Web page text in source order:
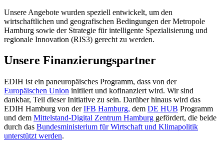
Unsere Angebote wurden speziell entwickelt, um den
wirtschaftlichen und geografischen Bedingungen der Metropole
Hamburg sowie der Strategie für intelligente Spezialisierung und
regionale Innovation (RIS3) gerecht zu werden.
Unsere Finanzierungspartner
EDIH ist ein paneuropäisches Programm, dass von der
Europäischen Union initiiert und kofinanziert wird. Wir sind
dankbar, Teil dieser Initiative zu sein. Darüber hinaus wird das
EDIH Hamburg von derIFB Hamburg, dem DE HUB Programm
und dem Mittelstand-Digital Zentrum Hamburg gefördert, die beide
durch das Bundesministerium für Wirtschaft und Klimapolitik
unterstützt werden.